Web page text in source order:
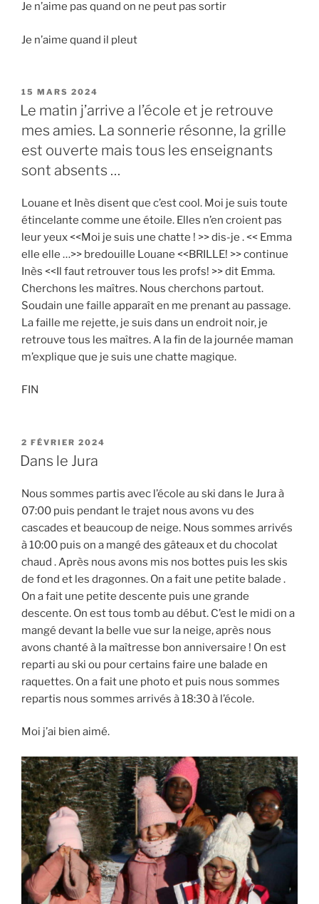
Je n’aime pas quand on ne peut pas sortir
Je n’aime quand il pleut
PUBLIÉ
LE
15 MARS 2024
Le matin j’arrive a l’école et je retrouve
mes amies. La sonnerie résonne, la grille
est ouverte mais tous les enseignants
sont absents …
Louane et Inès disent que c’est cool. Moi je suis toute
étincelante comme une étoile. Elles n’en croient pas
leur yeux <<Moi je suis une chatte ! >> dis-je . << Emma
elle elle …>> bredouille Louane <<BRILLE! >> continue
Inès <<Il faut retrouver tous les profs! >> dit Emma.
Cherchons les maîtres. Nous cherchons partout.
Soudain une faille apparaît en me prenant au passage.
La faille me rejette, je suis dans un endroit noir, je
retrouve tous les maîtres. A la fin de la journée maman
m’explique que je suis une chatte magique.
FIN
PUBLIÉ
LE
2 FÉVRIER 2024
Dans le Jura
Nous sommes partis avec l’école au ski dans le Jura à
07:00 puis pendant le trajet nous avons vu des
cascades et beaucoup de neige. Nous sommes arrivés
à 10:00 puis on a mangé des gâteaux et du chocolat
chaud . Après nous avons mis nos bottes puis les skis
de fond et les dragonnes. On a fait une petite balade .
On a fait une petite descente puis une grande
descente. On est tous tomb au début. C’est le midi on a
mangé devant la belle vue sur la neige, après nous
avons chanté à la maîtresse bon anniversaire ! On est
reparti au ski ou pour certains faire une balade en
raquettes. On a fait une photo et puis nous sommes
repartis nous sommes arrivés à 18:30 à l’école.
Moi j’ai bien aimé.